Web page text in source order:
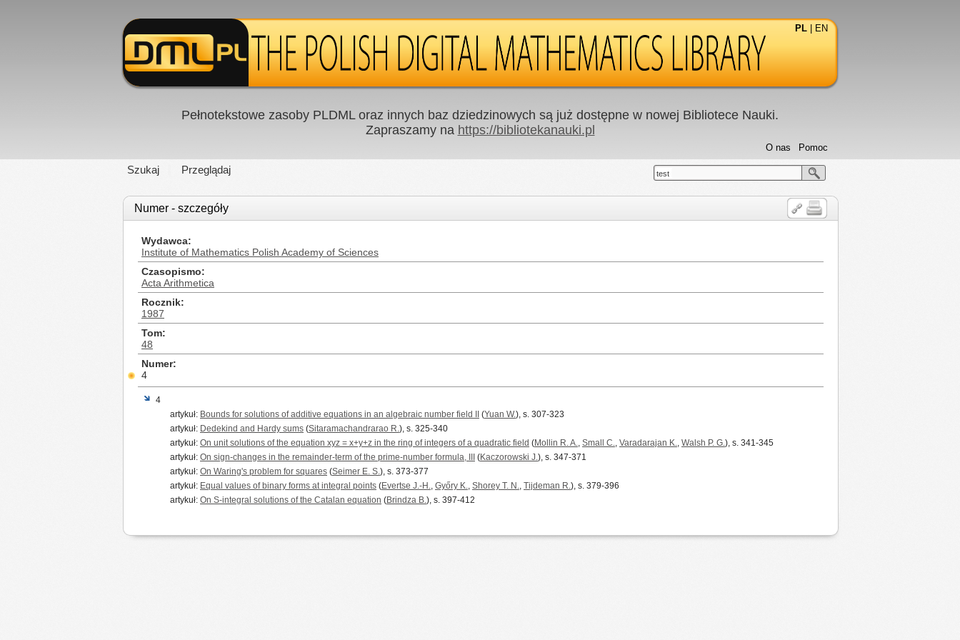
PL EN
Pełnotekstowe zasoby PLDML oraz innych baz dziedzinowych są już dostępne w nowej Bibliotece Nauki.
Zapraszamy na https://bibliotekanauki.pl
Szukaj Przeglądaj
Pomoc
O nas
test
Numer - szczegóły
Wydawca
Institute of Mathematics Polish Academy of Sciences
Czasopismo
Acta Arithmetica
Rocznik
1987
Tom
48
Numer
4
4
artykuł: Bounds for solutions of additive equations in an algebraic number field II (Yuan W.), s. 307-323
artykuł: Dedekind and Hardy sums (Sitaramachandrarao R.), s. 325-340
artykuł: On unit solutions of the equation xyz = x+y+z in the ring of integers of a quadratic field (Mollin R. A., Small C., Varadarajan K., Walsh P. G.), s. 341-345
artykuł: On sign-changes in the remainder-term of the prime-number formula, III (Kaczorowski J.), s. 347-371
artykuł: On Waring's problem for squares (Seimer E. S.), s. 373-377
artykuł: Equal values of binary forms at integral points (Evertse J.-H., Győry K., Shorey T. N., Tijdeman R.), s. 379-396
artykuł: On S-integral solutions of the Catalan equation (Brindza B.), s. 397-412